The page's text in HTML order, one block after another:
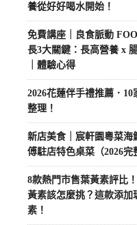
養從好好喝水開始！
免費講座｜良食脈動
長3大關鍵：長高營養 x
｜體驗心得
2026花蓮伴手禮推薦．
整理！
新店美食｜宸軒園粵菜海
傅駐店特色桌菜（2026完
8款熱門市售葉黃素評比
黃素該怎麼挑？這款添加
素！